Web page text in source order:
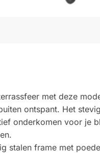
met deze
ontspant. Het
onderkomen voor je
stalen frame met